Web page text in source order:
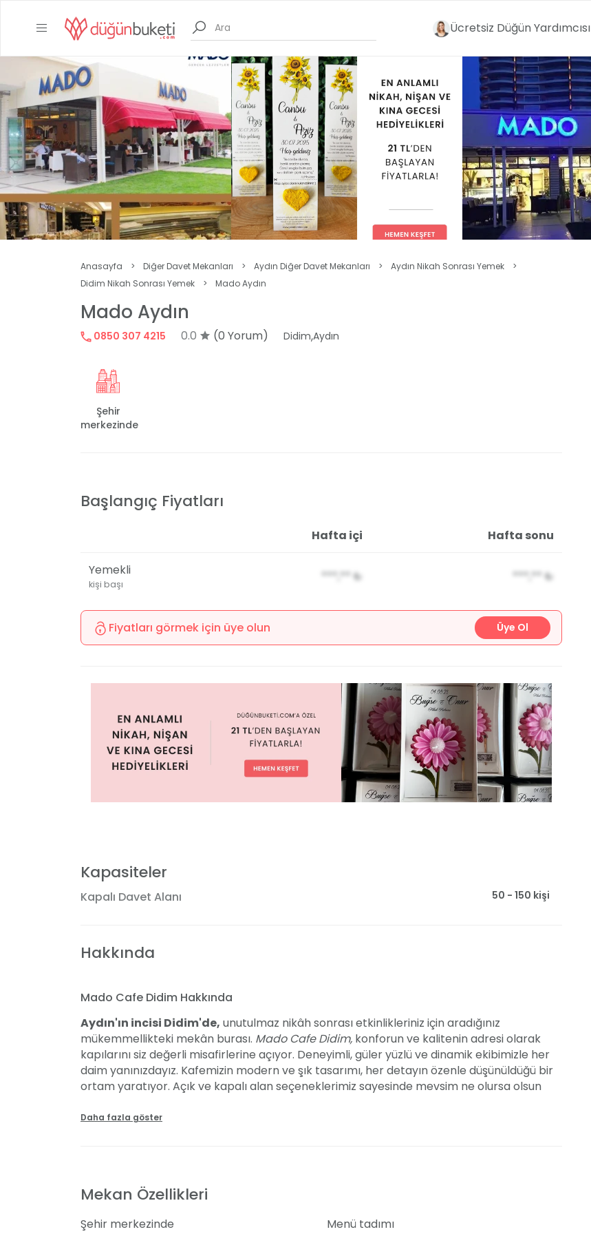
Ücretsiz Düğün Yardımcısı
Anasayfa > Diğer Davet Mekanları > Aydın Diğer Davet Mekanları > Aydın Nikah Sonrası Yemek
>
Didim Nikah Sonrası Yemek
> Mado Aydın
Mado Aydın
0850 307 4215 0.0 (0 Yorum) Didim,Aydın
Şehir
merkezinde
Başlangıç Fiyatları
Hafta içi Hafta sonu
Yemekli
kişi başı
***,** ₺ ***,** ₺
Fiyatları görmek için üye olun Üye Ol
Kapasiteler
Kapalı Davet Alanı 50 - 150 kişi
Hakkında
Mado Cafe Didim Hakkında
Aydın'ın incisi Didim'de, unutulmaz nikâh sonrası etkinlikleriniz için aradığınız
mükemmellikteki mekân burası. Mado Cafe Didim, konforun ve kalitenin adresi olarak
kapılarını siz değerli misafirlerine açıyor. Deneyimli, güler yüzlü ve dinamik ekibimizle her
daim yanınızdayız. Kafemizin modern ve şık tasarımı, her detayın özenle düşünüldüğü bir
ortam yaratıyor. Açık ve kapalı alan seçeneklerimiz sayesinde mevsim ne olursa olsun
sunmakla kalmıyor, özel günlerinize renk katmayı amaçlıyor. Temizlik ve hijyen konusunda
Özellikler ve Hizmetler
Mado Cafe Didim,
organizasyonunuz için ihtiyacınız olan her şeyi
Daha fazla göster
Mekan Özellikleri
Şehir merkezinde
Menü tadımı